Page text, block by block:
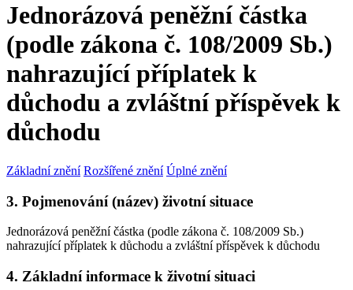
Jednorázová peněžní částka
(podle zákona č. 108/2009 Sb.)
nahrazující příplatek k
důchodu a zvláštní příspěvek k
důchodu
Základní znění Rozšířené znění Úplné znění
3. Pojmenování (název) životní situace
Jednorázová peněžní částka (podle zákona č. 108/2009 Sb.)
nahrazující příplatek k důchodu a zvláštní příspěvek k důchodu
4. Základní informace k životní situaci